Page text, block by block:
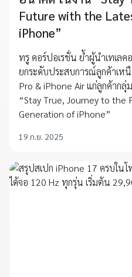
Future with the
iPhone”
ทรู คอร์ปอเรชั่น ย้ำผู้นำเทเล
ยกระดับประสบการณ์ลูกค้าเห
Pro & iPhone Air แก่ลูกค้าก
“Stay True, Journey to
Generation of iPhone”
19 ก.ย. 2025